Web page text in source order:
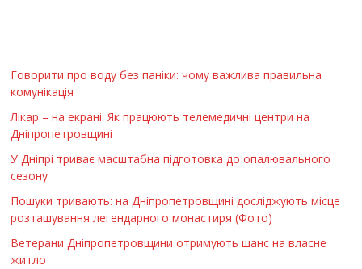
Говорити про воду без паніки: чому важлива правильна
комунікація
Лікар – на екрані: Як працюють телемедичні центри на
Дніпропетровщині
У Дніпрі триває масштабна підготовка до опалювального
сезону
Пошуки тривають: на Дніпропетровщині досліджують місце
розташування легендарного монастиря (Фото)
Ветерани Дніпропетровщини отримують шанс на власне
житло